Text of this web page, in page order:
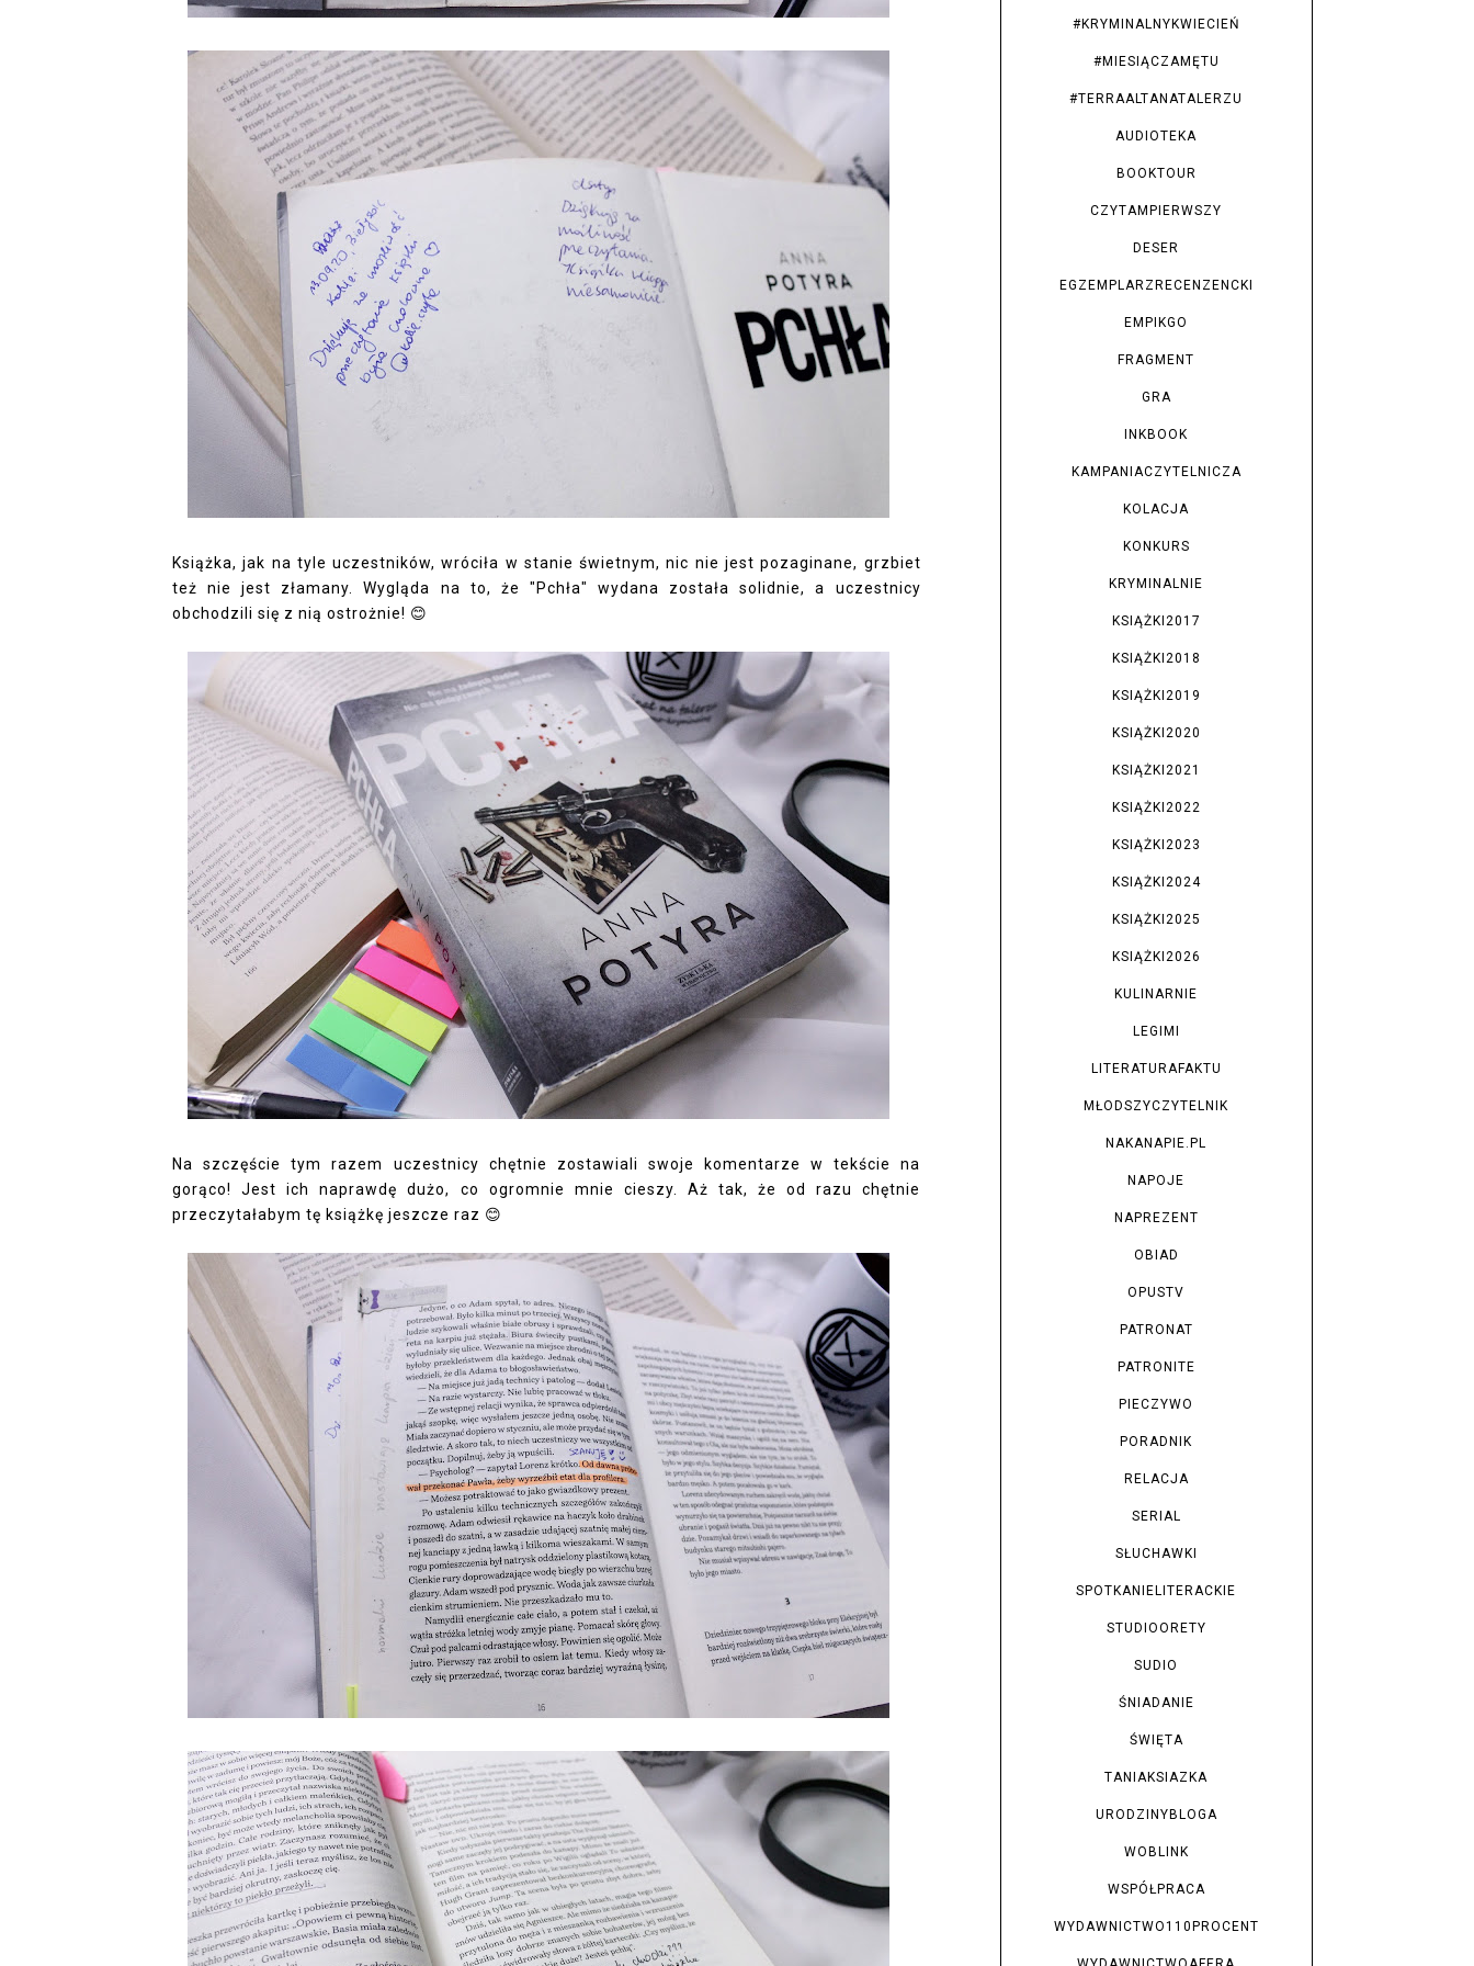
Książka, jak na tyle uczestników, wróciła w stanie świetnym, nic nie jest pozaginane, grzbiet
też nie jest złamany. Wygląda na to, że "Pchła" wydana została solidnie, a uczestnicy
obchodzili się z nią ostrożnie! 😊
Na szczęście tym razem uczestnicy chętnie zostawiali swoje komentarze w tekście na
gorąco! Jest ich naprawdę dużo, co ogromnie mnie cieszy. Aż tak, że od razu chętnie
przeczytałabym tę książkę jeszcze raz 😊
#KRYMINALNYKWIECIEŃ
#MIESIĄCZAMĘTU
#TERRAALTANATALERZU
AUDIOTEKA
BOOKTOUR
CZYTAMPIERWSZY
DESER
EGZEMPLARZRECENZENCKI
EMPIKGO
FRAGMENT
GRA
INKBOOK
KAMPANIACZYTELNICZA
KOLACJA
KONKURS
KRYMINALNIE
KSIĄŻKI2017
KSIĄŻKI2018
KSIĄŻKI2019
KSIĄŻKI2020
KSIĄŻKI2021
KSIĄŻKI2022
KSIĄŻKI2023
KSIĄŻKI2024
KSIĄŻKI2025
KSIĄŻKI2026
KULINARNIE
LEGIMI
LITERATURAFAKTU
MŁODSZYCZYTELNIK
NAKANAPIE.PL
NAPOJE
NAPREZENT
OBIAD
OPUSTV
PATRONAT
PATRONITE
PIECZYWO
PORADNIK
RELACJA
SERIAL
SŁUCHAWKI
SPOTKANIELITERACKIE
STUDIOORETY
SUDIO
ŚNIADANIE
ŚWIĘTA
TANIAKSIAZKA
URODZINYBLOGA
WOBLINK
WSPÓŁPRACA
WYDAWNICTWO110PROCENT